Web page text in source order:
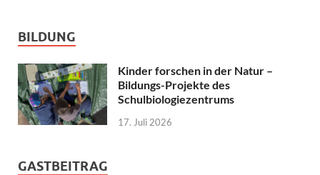
BILDUNG
Kinder forschen in der Natur –
Bildungs-Projekte des
Schulbiologiezentrums
17. Juli 2026
GASTBEITRAG